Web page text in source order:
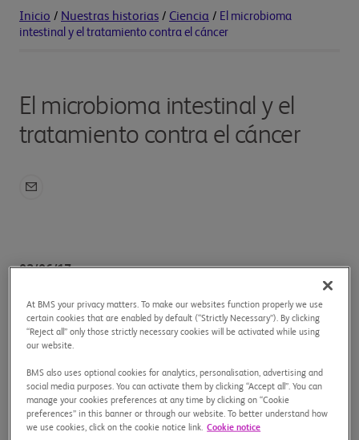
Inicio / Nuestras historias / Ciencia / El microbioma
intestinal y el tratamiento contra el cáncer
El microbioma intestinal y el
tratamiento contra el cáncer
02/06/17
En materia de innovación y en la búsqueda por descubrir
nuevos tratamientos para pacientes con cáncer, a veces la
clave está en el intestino.
Una nueva colaboración anunciada recientemente entre
Bristol Myers Squibb y Enterome Biosciences con sede en
París pretende hacer precisamente eso.
At BMS your privacy matters. To make our websites function properly we use
certain cookies that are enabled by default (“Strictly Necessary”). By clicking
“Reject all” only those strictly necessary cookies will be activated while using
our website.
BMS also uses optional cookies for analytics, personalisation, advertising and
social media purposes. You can activate them by clicking “Accept all”. You can
manage your cookies preferences at any time by clicking on “Cookie
preferences” in this banner or through our website. To better understand how
we use cookies, click on the cookie notice link. Cookie notice